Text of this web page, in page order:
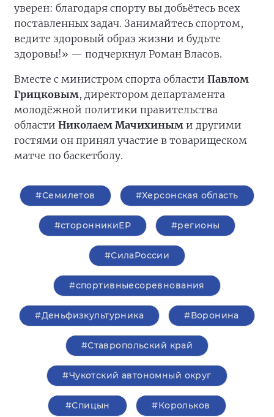
уверен: благодаря спорту вы добьётесь всех
поставленных задач. Занимайтесь спортом,
ведите здоровый образ жизни и будьте
здоровы!» — подчеркнул Роман Власов.
Вместе с министром спорта области Павлом
Грицковым, директором департамента
молодёжной политики правительства
области Николаем Мачихиным и другими
гостями он принял участие в товарищеском
матче по баскетболу.
#Семилетов #Херсонская область
#сторонникиЕР #регионы
#СилаРоссии
#спортивныесоревнования
#Деньфизкультурника #Воронина
#Ставропольский край
#Чукотский автономный округ
#Спицын #Корольков